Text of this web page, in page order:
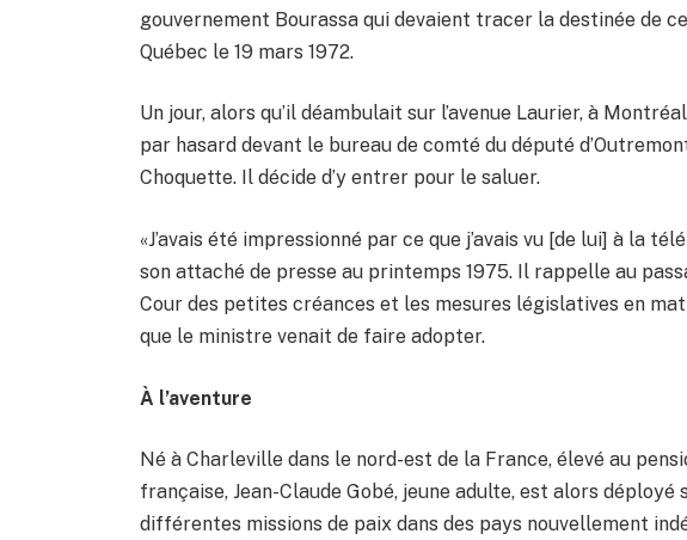
gouvernement Bourassa qui devaient tracer la destinée de
Québec le 19 mars 1972.
Un jour, alors qu’il déambulait sur l’avenue Laurier, à
par hasard devant le bureau de comté du député
Choquette. Il décide d’y entrer pour le saluer.
«J’avais été impressionné par ce que j’avais vu [de lui] à la
son attaché de presse au printemps 1975. Il rappelle au
Cour des petites créances et les mesures législatives en
que le ministre venait de faire adopter.
À l’aventure
Né à Charleville dans le nord-est de la France, élevé au
française, Jean-Claude Gobé, jeune adulte, est alors
différentes missions de paix dans des pays nouvellement